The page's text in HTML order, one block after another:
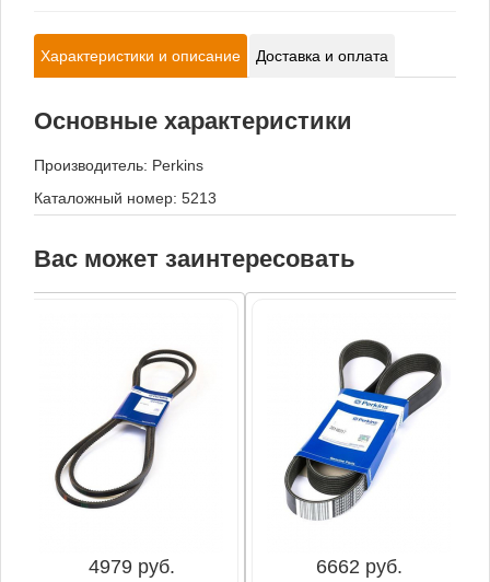
Характеристики и описание Доставка и оплата
Основные характеристики
Производитель: Perkins
Каталожный номер: 5213
Вас может заинтересовать
4979 руб. 6662 руб.